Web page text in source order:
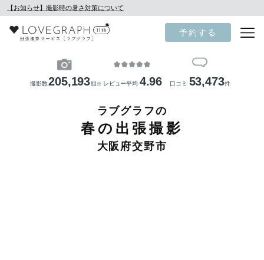
【お知らせ】撮影時の暑さ対策について
予約する
撮影数205,193組 ※ レビュー平均 4.96 口コミ 53,473件
ラブグラフの
春の出張撮影
大阪府交野市